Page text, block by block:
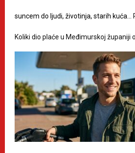
suncem do ljudi, životinja, starih kuća…
Koliki dio plaće u Međimurskoj županiji